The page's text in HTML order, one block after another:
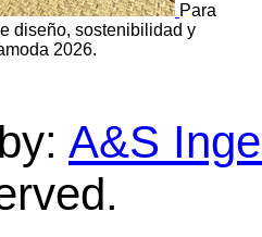
Para
diseño, sostenibilidad y
2026.
A&S